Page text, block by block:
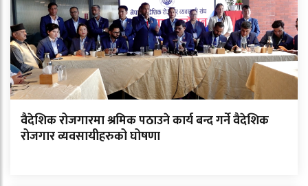
वैदेशिक रोजगारमा श्रमिक पठाउने कार्य बन्द गर्ने वैदेशिक
रोजगार व्यवसायीहरुको घोषणा